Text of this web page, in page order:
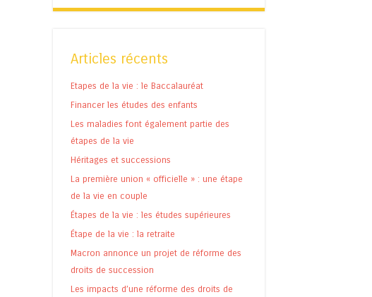
Articles récents
Etapes de la vie : le Baccalauréat
Financer les études des enfants
Les maladies font également partie des
étapes de la vie
Héritages et successions
La première union « officielle » : une étape
de la vie en couple
Étapes de la vie : les études supérieures
Étape de la vie : la retraite
Macron annonce un projet de réforme des
droits de succession
Les impacts d’une réforme des droits de